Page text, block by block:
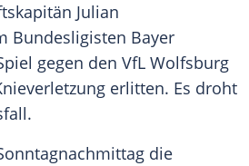
Julian
Bundesligisten Bayer
gegen den VfL Wolfsburg
erlitten. Es droht
.
die